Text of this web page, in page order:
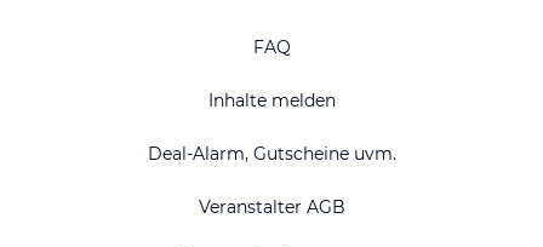
FAQ
Inhalte melden
Deal-Alarm, Gutscheine uvm.
Veranstalter AGB